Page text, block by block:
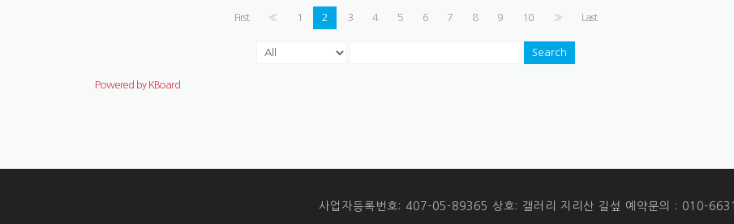
First « 1 2 3 4 5 6 7 8 9 10 » Last
Search
Powered by KBoard
사업자등록번호: 407-05-89365 상호: 갤러리 지리산 길섶 예약문의 : 010-